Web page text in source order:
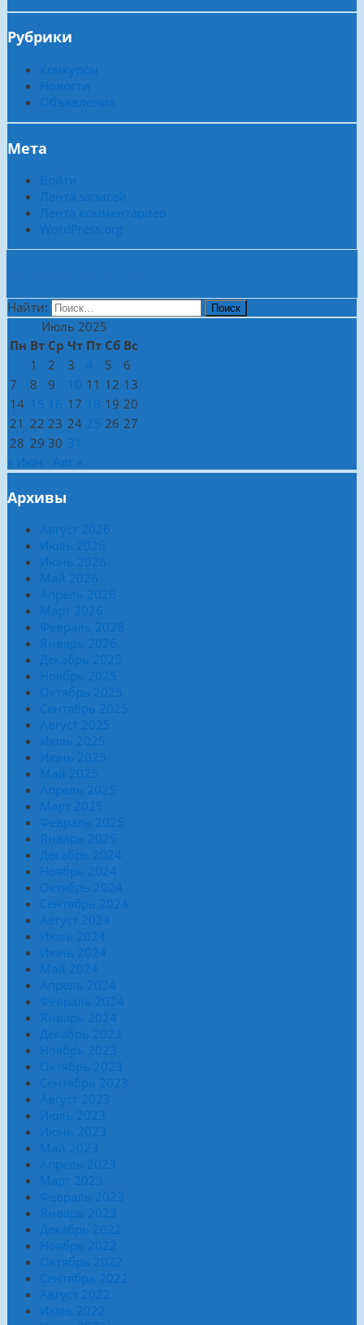
Рубрики
Конкурсы
Новости
Объявления
Мета
Войти
Лента записей
Лента комментариев
WordPress.org
Найти:
Июль 2025
Пн Вт Ср Чт Пт Сб Вс
1
2 3 4 5
6
7
8 9 10 11 12 13
14 15 16 17 18 19 20
21 22 23 24 25 26 27
28 29 30 31
« Июн
Авг »
Архивы
Август 2026
Июль 2026
Июнь 2026
Май 2026
Апрель 2026
Март 2026
Февраль 2026
Январь 2026
Декабрь 2025
Ноябрь 2025
Октябрь 2025
Сентябрь 2025
Август 2025
Июль 2025
Июнь 2025
Май 2025
Апрель 2025
Март 2025
Февраль 2025
Январь 2025
Декабрь 2024
Ноябрь 2024
Октябрь 2024
Сентябрь 2024
Август 2024
Июль 2024
Июнь 2024
Май 2024
Апрель 2024
Февраль 2024
Январь 2024
Декабрь 2023
Ноябрь 2023
Октябрь 2023
Сентябрь 2023
Август 2023
Июль 2023
Июнь 2023
Май 2023
Апрель 2023
Март 2023
Февраль 2023
Январь 2023
Декабрь 2022
Ноябрь 2022
Октябрь 2022
Сентябрь 2022
Август 2022
Июль 2022